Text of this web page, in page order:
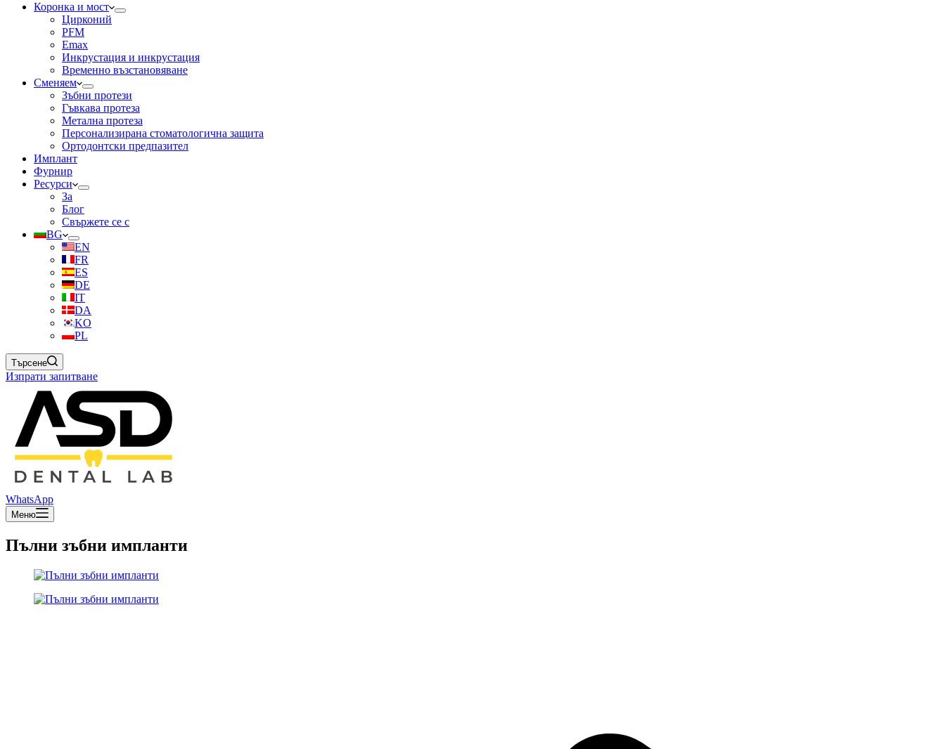
Коронка и мост
Цирконий
PFM
Emax
Инкрустация и инкрустация
Временно възстановяване
Сменяем
Зъбни протези
Гъвкава протеза
Метална протеза
Персонализирана стоматологична защита
Ортодонтски предпазител
Имплант
Фурнир
Ресурси
За
Блог
Свържете се с
BG
EN
FR
ES
DE
IT
DA
KO
PL
Търсене
Изпрати запитване
WhatsApp
Меню
Пълни зъбни импланти